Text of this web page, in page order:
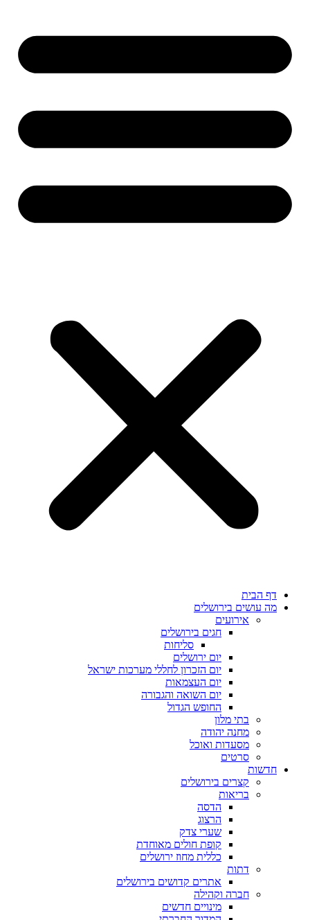
דף הבית
מה עושים בירושלים
אירועים
חגים בירושלים
סליחות
יום ירושלים
יום הזכרון לחללי מערכות ישראל
יום העצמאות
יום השואה והגבורה
החופש הגדול
בתי מלון
מחנה יהודה
מסעדות ואוכל
סרטים
חדשות
קצרים בירושלים
בריאות
הדסה
הרצוג
שערי צדק
קופת חולים מאוחדת
כללית מחוז ירושלים
דתות
אתרים קדושים בירושלים
חברה וקהילה
מינויים חדשים